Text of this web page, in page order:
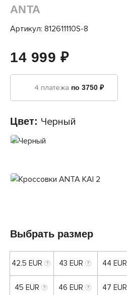
ANTA
Артикул: 812611110S-8
14 999 ₽
4 платежа по 3750 ₽
Цвет: Черный
Выбрать размер
42.5 EUR 43 EUR 44 EUR
45 EUR 46 EUR 47 EUR